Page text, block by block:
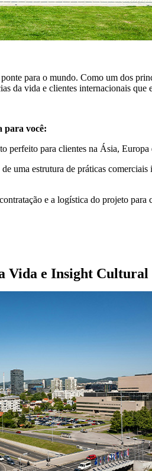
para o mundo. Como um dos
da vida e clientes internacionais
para você:
perfeito para clientes na Ásia,
uma estrutura de práticas
e a logística do projeto para
Vida e Insight Cultural